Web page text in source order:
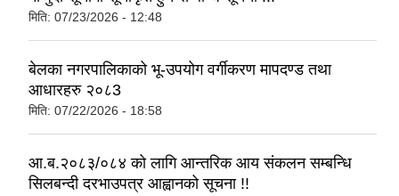
मिति: 07/23/2026 - 12:48
बेलका नगरपालिकाको भू-उपयोग वर्गीकरण मापदण्ड तथा
आधारहरु २०८3
मिति: 07/22/2026 - 18:58
आ.ब.२०८३/०८४ को लागि आन्तरिक आय संकलन सम्बन्धि
सिलबन्दी दरभाउपत्र आह्वानको सूचना !!